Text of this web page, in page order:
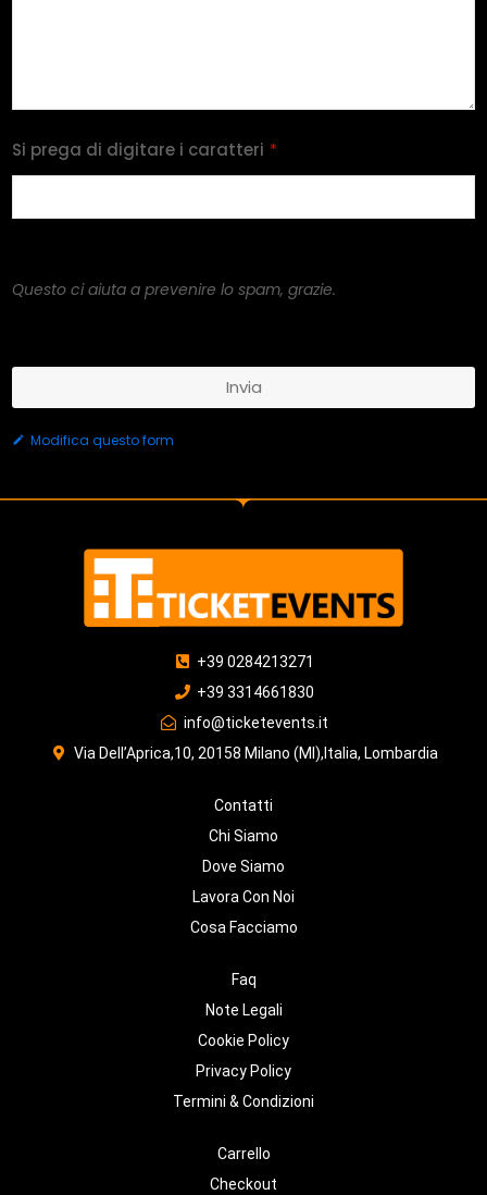
Si prega di digitare i caratteri *
Questo ci aiuta a prevenire lo spam, grazie.
Invia
Questo
deve
Modifica questo form
+39 0284213271
+39 3314661830
info@ticketevents.it
Via Dell’Aprica,10, 20158 Milano (MI),Italia, Lombardia
Contatti
Chi Siamo
Dove Siamo
Lavora Con Noi
Cosa Facciamo
Faq
Note Legali
Cookie Policy
Privacy Policy
Termini & Condizioni
Carrello
Checkout